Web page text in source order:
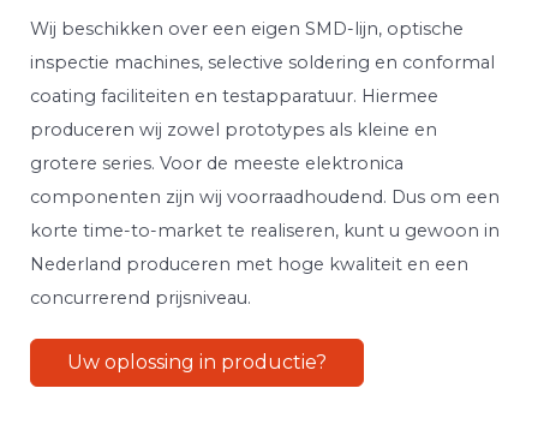
Wij beschikken over een eigen SMD-lijn, optische
inspectie machines, selective soldering en conformal
coating faciliteiten en testapparatuur. Hiermee
produceren wij zowel prototypes als kleine en
grotere series. Voor de meeste elektronica
componenten zijn wij voorraadhoudend. Dus om een
korte time-to-market te realiseren, kunt u gewoon in
Nederland produceren met hoge kwaliteit en een
concurrerend prijsniveau.
Uw oplossing in productie?